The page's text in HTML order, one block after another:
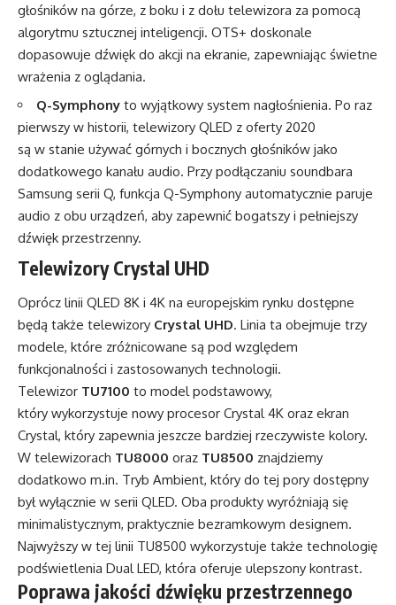
głośników na górze, z boku i z dołu telewizora za pomocą
algorytmu sztucznej inteligencji. OTS+ doskonale
dopasowuje dźwięk do akcji na ekranie, zapewniając świetne
wrażenia z oglądania.
Q-Symphony to wyjątkowy system nagłośnienia. Po raz
pierwszy w historii, telewizory QLED z oferty 2020
są w stanie używać górnych i bocznych głośników jako
dodatkowego kanału audio. Przy podłączaniu soundbara
Samsung serii Q, funkcja Q-Symphony automatycznie paruje
audio z obu urządzeń, aby zapewnić bogatszy i pełniejszy
dźwięk przestrzenny.
Telewizory Crystal UHD
Oprócz linii QLED 8K i 4K na europejskim rynku dostępne
będą także telewizory Crystal UHD. Linia ta obejmuje trzy
modele, które zróżnicowane są pod względem
funkcjonalności i zastosowanych technologii.
Telewizor TU7100 to model podstawowy,
który wykorzystuje nowy procesor Crystal 4K oraz ekran
Crystal, który zapewnia jeszcze bardziej rzeczywiste kolory.
W telewizorach TU8000 oraz TU8500 znajdziemy
dodatkowo m.in. Tryb Ambient, który do tej pory dostępny
był wyłącznie w serii QLED. Oba produkty wyróżniają się
minimalistycznym, praktycznie bezramkowym designem.
Najwyższy w tej linii TU8500 wykorzystuje także technologię
podświetlenia Dual LED, która oferuje ulepszony kontrast.
Poprawa jakości dźwięku przestrzennego